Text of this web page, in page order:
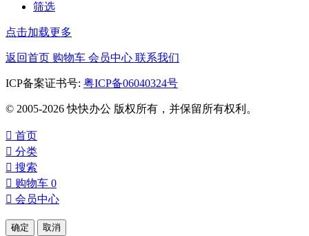
筛选
点击加载更多
返回首页 购物车 会员中心 联系我们
ICP备案证书号: 粤ICP备06040324号
© 2005-2026 快快办公 版权所有，并保留所有权利。
 首页
 分类
 搜索
 购物车 0
 会员中心
确定 取消